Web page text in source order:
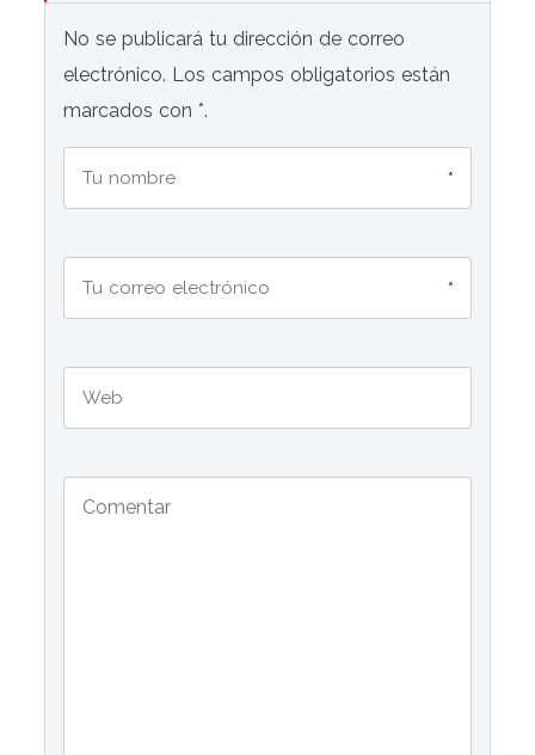
No se publicará tu dirección de correo
electrónico. Los campos obligatorios están
marcados con *.
*
*